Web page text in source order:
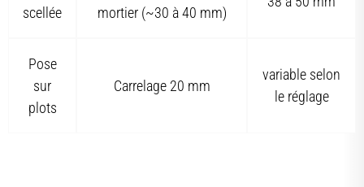
scellée mortier (~30 à 40 mm)
Pose
sur
plots
Carrelage 20 mm
variable selon
le réglage